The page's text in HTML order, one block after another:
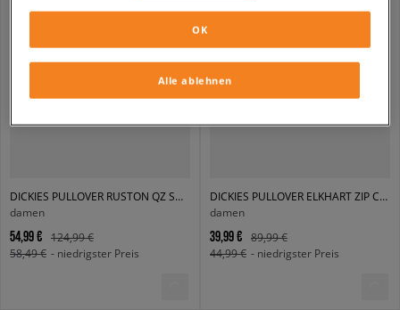
DICKIES PULLOVER RUSTON QZ SWEATER W
damen
54,99 €
124,99 €
58,49 € - niedrigster Preis
DICKIES PULLOVER ELKHART ZIP CARDIGAN W
damen
39,99 €
89,99 €
44,99 € - niedrigster Preis
Alle ablehnen
OK